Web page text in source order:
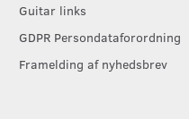
Guitar links
GDPR Persondataforordning
Framelding af nyhedsbrev